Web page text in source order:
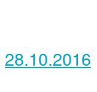
28.10.2016